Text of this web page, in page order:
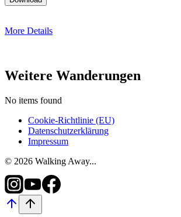
More Details
Weitere Wanderungen
No items found
Cookie-Richtlinie (EU)
Datenschutzerklärung
Impressum
© 2026 Walking Away...